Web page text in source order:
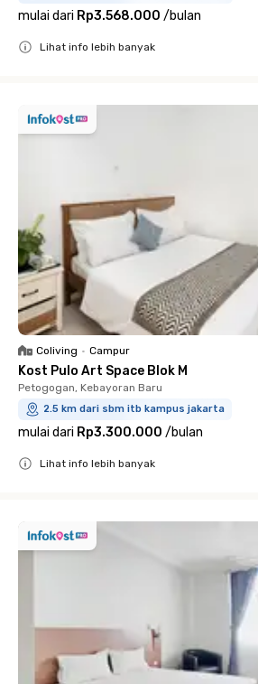
mulai dari Rp3.568.000 /bulan
Lihat info lebih banyak
Coliving • Campur
Kost Pulo Art Space Blok M
Petogogan, Kebayoran Baru
2.5 km dari sbm itb kampus jakarta
mulai dari Rp3.300.000 /bulan
Lihat info lebih banyak